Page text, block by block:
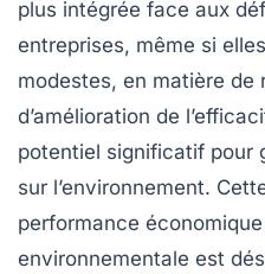
plus intégrée face aux
entreprises, même si
modestes, en matière de
d’amélioration de
potentiel significatif pour
sur l’environnement.
performance
environnementale est